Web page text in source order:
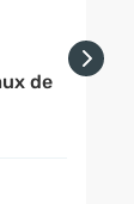
de